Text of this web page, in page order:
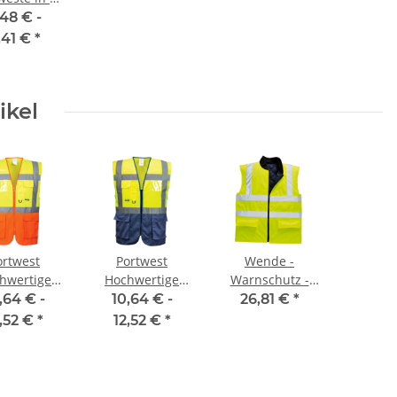
€ -
€ *
- two
€ -
€ *
Portwest
Hochwertige
Executive
Warnweste - two
10,64 € -
12,52 € *
Wende -
Warnschutz -
Weste EN ISO
26,81 € *